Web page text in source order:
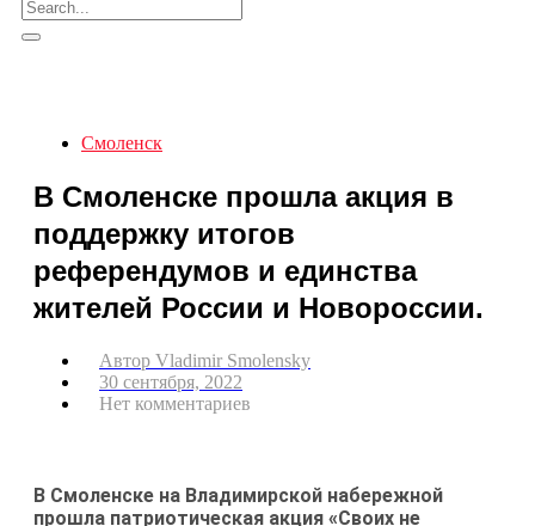
Смоленск
В Смоленске прошла акция в
поддержку итогов
референдумов и единства
жителей России и Новороссии.
Автор Vladimir Smolensky
30 сентября, 2022
Нет комментариев
В Смоленске на Владимирской набережной
прошла патриотическая акция «Своих не